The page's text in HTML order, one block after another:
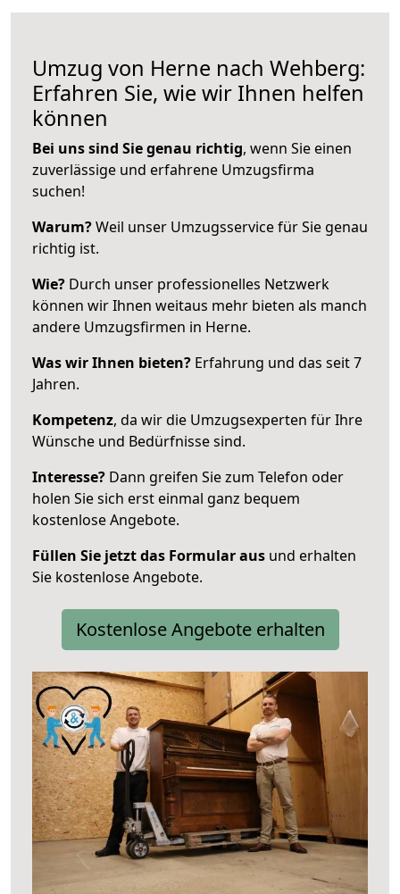
Umzug von Herne nach Wehberg:
Erfahren Sie, wie wir Ihnen helfen
können
Bei uns sind Sie genau richtig, wenn Sie einen
zuverlässige und erfahrene Umzugsfirma
suchen!
Warum?Weil unser Umzugsservice für Sie genau
richtig ist.
Wie? Durch unser professionelles Netzwerk
können wir Ihnen weitaus mehr bieten als manch
andere Umzugsfirmen in Herne.
Was wir Ihnen bieten? Erfahrung und das seit 7
Jahren.
Kompetenz, da wir die Umzugsexperten für Ihre
Wünsche und Bedürfnisse sind.
Interesse? Dann greifen Sie zum Telefon oder
holen Sie sich erst einmal ganz bequem
kostenlose Angebote.
Füllen Sie jetzt das Formular aus und erhalten
Sie kostenlose Angebote.
Kostenlose Angebote erhalten